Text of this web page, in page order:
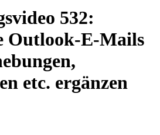
532:
Outlook-E-Mails
etc. ergänzen